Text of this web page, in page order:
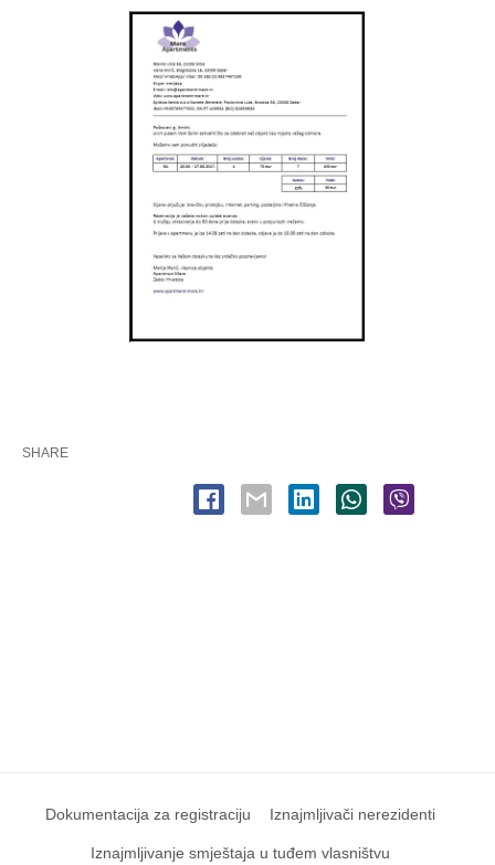
SHARE
Dokumentacija za registraciju Iznajmljivači nerezidenti
Iznajmljivanje smještaja u tuđem vlasništvu